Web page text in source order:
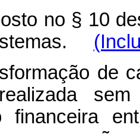
no § 10
de
financeira